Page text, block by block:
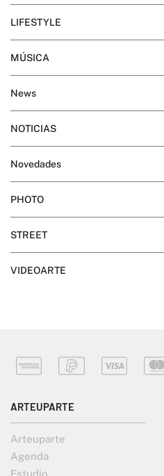
LIFESTYLE
MÚSICA
News
NOTICIAS
Novedades
PHOTO
STREET
VIDEOARTE
ARTEUPARTE
Arteuparte
Agenda
Estudio